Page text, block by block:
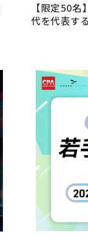
【限定50
代を代表す